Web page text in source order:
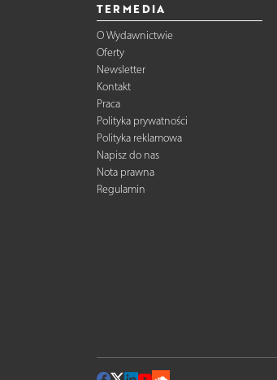
TERMEDIA
O Wydawnictwie
Oferty
Newsletter
Kontakt
Praca
Polityka prywatności
Polityka reklamowa
Napisz do nas
Nota prawna
Regulamin